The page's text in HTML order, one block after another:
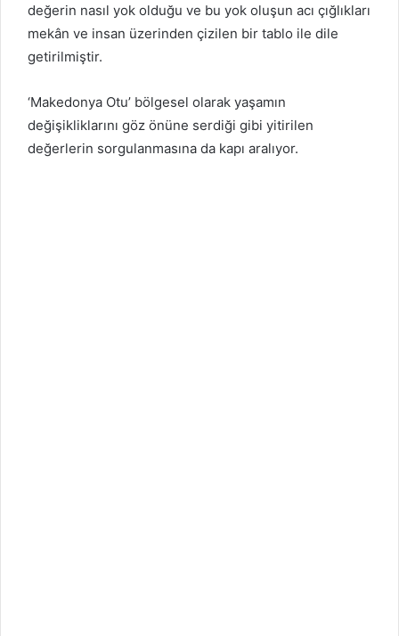
değerin nasıl yok olduğu ve bu yok oluşun acı çığlıkları
mekân ve insan üzerinden çizilen bir tablo ile dile
getirilmiştir.
‘Makedonya Otu’ bölgesel olarak yaşamın
değişikliklarını göz önüne serdiği gibi yitirilen
değerlerin sorgulanmasına da kapı aralıyor.